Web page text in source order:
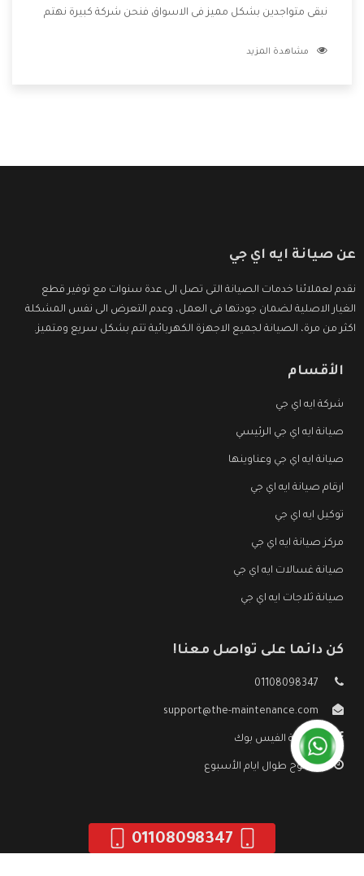
نبقى متواجدين بشكل مميز فى الاسواق فنحن شركة كبيرة نهتم
الشركة بها والتى تكون منها خدمة الصيانة التى تكون من أهم
مشاهدة المزيد
عن صيانة ايه اي جي
نقدم لعملائنا خدمات الصيانة التى تصل الى عدة سنوات مع توفير قطع
الغيار الاصلية لضمان جودتها فى العمل، وعدم التعرض الى نفس المشكلة
اكثر من مرة، الصيانة لجميع الاجهزة الكهربائية تتم بشكل سريع ومتميز.
الأقسام
شركة ايه اي جي
صيانة ايه اي جي الرئيسي
صيانة ايه اي جي وعناوينها
ارقام صيانة ايه اي جي
توكيل ايه اي جي
مركز صيانة ايه اي جي
صيانة غسالات ايه اي جي
صيانة ثلاجات ايه اي جي
كن دائما على تواصل معنا!
01108098347
support@the-maintenance.com
صفحة الفيس بوك
مفتوح طوال ايام الأسبوع
01108098347